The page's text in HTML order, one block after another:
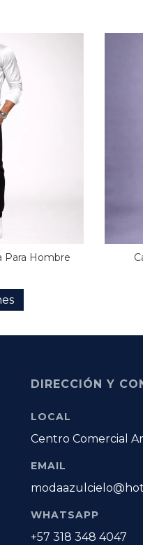
Para Hombre
DIRECCIÓN Y
LOCAL
Centro Comercial
EMAIL
WHATSAPP
+57 318 348 4047